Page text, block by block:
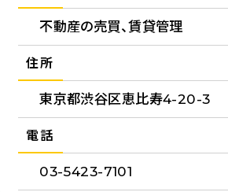
不動産の売買、賃貸管理
住所
東京都渋谷区恵比寿4-20-3
電話
03-5423-7101